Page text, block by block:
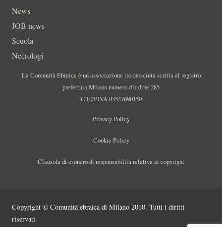
News
JOB news
Scuola
Necrologi
La Comunità Ebraica è un’associazione riconosciuta scritta al registro
prefettura Milano numero d’ordine 285
C.F./P.IVA 03547690150
Privacy Policy
Cookie Policy
Clausola di esonero di responsabilità relativa ai copyright
Copyright © Comunità ebraica di Milano 2010. Tutti i diritti
riservati.